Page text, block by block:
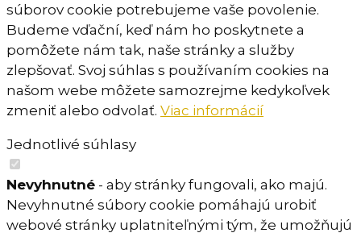
súborov cookie potrebujeme vaše povolenie.
Budeme vďační, keď nám ho poskytnete a
pomôžete nám tak, naše stránky a služby
zlepšovať. Svoj súhlas s používaním cookies na
našom webe môžete samozrejme kedykoľvek
zmeniť alebo odvolať. Viac informácií
Jednotlivé súhlasy
Nevyhnutné - aby stránky fungovali, ako majú.
Nevyhnutné súbory cookie pomáhajú urobiť
webové stránky uplatniteľnými tým, že umožňujú